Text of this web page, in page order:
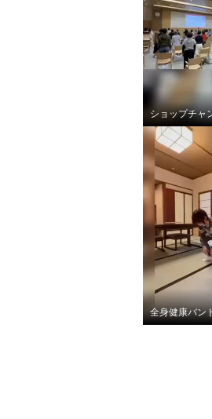
これ一本で
全身健康バン